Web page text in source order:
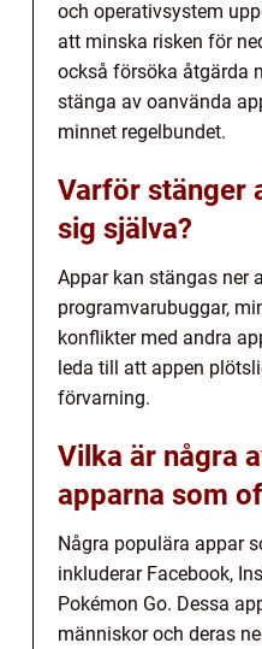
och operativsystem
att minska risken för
också försöka åtgärda
stänga av oanvända
minnet regelbundet.
Varför stänger
sig själva?
Appar kan stängas ner
programvarubuggar,
konflikter med andra
leda till att appen
förvarning.
Vilka är några
apparna som
Några populära appar
inkluderar Facebook,
Pokémon Go. Dessa
människor och deras